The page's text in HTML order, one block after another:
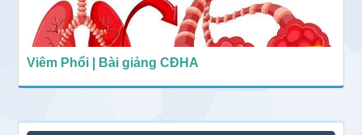
Viêm Phổi | Bài giảng CĐHA